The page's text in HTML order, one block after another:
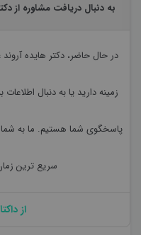
به دنبال دریافت مشاوره از
در حال حاضر،دکتر هایده آروند
زمینه دارید یا به دنبال
پاسخگوی شما هستیم. ما به
سریع ترین
از